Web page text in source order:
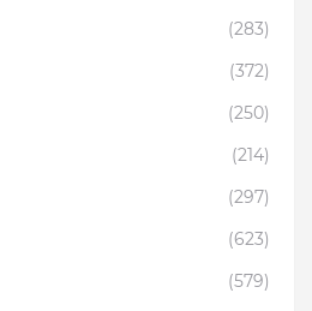
(283)
(372)
(250)
(214)
(297)
(623)
(579)